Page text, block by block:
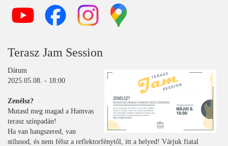
Terasz Jam Session
Dátum
2025.05.08. - 18:00
Zenélsz?
Mutasd meg magad a Hamvas
terasz színpadán!
Ha van hangszered, van
stílusod, és nem félsz a reflektorfénytől, itt a helyed! Várjuk fiatal